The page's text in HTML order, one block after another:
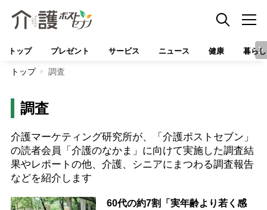
トップ プレゼント サービス ニュース 健康 暮らし
トップ 調査
調査
介護マーケティング研究所が、「介護ポストセブン」
の読者会員「介護のなかま」に向けて実施した調査結
果やレポートの他、介護、シニアにまつわる調査報告
などを紹介します
60代の約7割「実年齢より若く感